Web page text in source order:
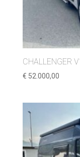
CHALLENGER
€ 52.000,00